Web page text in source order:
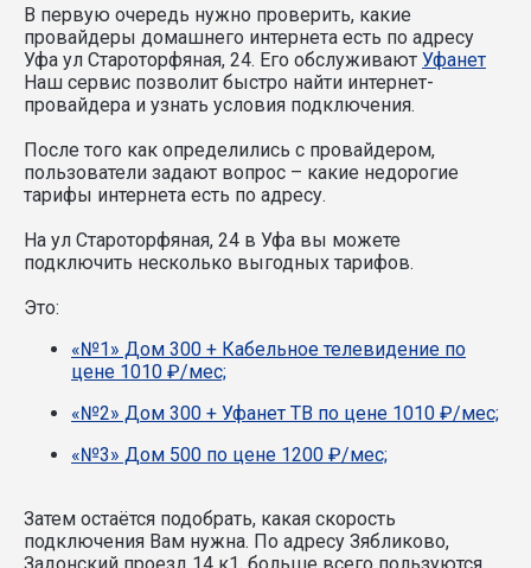
В первую очередь нужно проверить, какие
провайдеры домашнего интернета есть по адресу
Уфа ул Староторфяная, 24. Его обслуживают Уфанет
Наш сервис позволит быстро найти интернет-
провайдера и узнать условия подключения.
После того как определились с провайдером,
пользователи задают вопрос – какие недорогие
тарифы интернета есть по адресу.
На ул Староторфяная, 24 в Уфа вы можете
подключить несколько выгодных тарифов.
Это:
«№1» Дом 300 + Кабельное телевидение по
цене 1010 ₽/мес;
«№2» Дом 300 + Уфанет ТВ по цене 1010 ₽/мес;
«№3» Дом 500 по цене 1200 ₽/мес;
Затем остаётся подобрать, какая скорость
подключения Вам нужна. По адресу Зябликово,